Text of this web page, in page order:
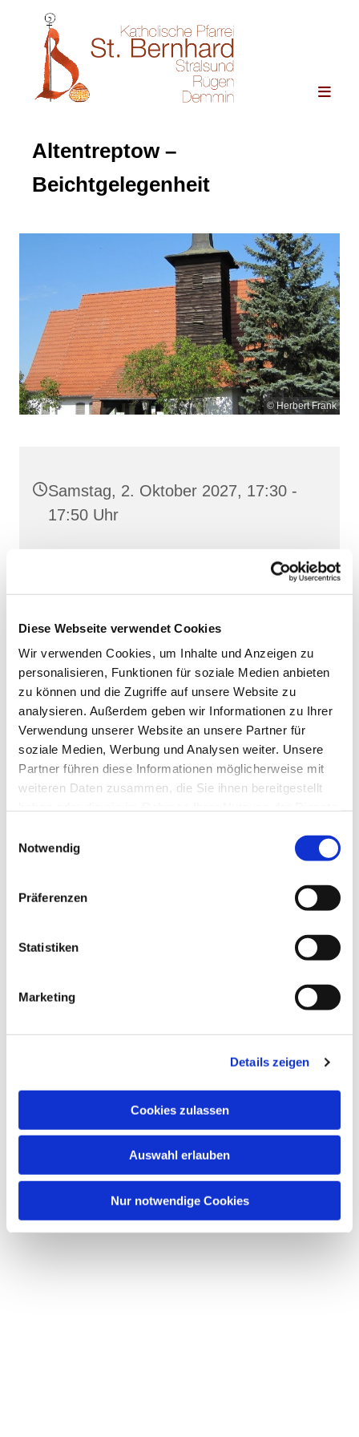
Diese Webseite verwendet Cookies
Wir verwenden Cookies, um Inhalte und Anzeigen zu
personalisieren, Funktionen für soziale Medien anbieten
zu können und die Zugriffe auf unsere Website zu
analysieren. Außerdem geben wir Informationen zu Ihrer
Verwendung unserer Website an unsere Partner für
soziale Medien, Werbung und Analysen weiter. Unsere
Partner führen diese Informationen möglicherweise mit
weiteren Daten zusammen, die Sie ihnen bereitgestellt
Notwendig
Präferenzen
Statistiken
Marketing
Details zeigen
Cookies zulassen
Auswahl erlauben
Nur notwendige Cookies
Altentreptow –
Beichtgelegenheit
© Herbert Frank
Samstag, 2. Oktober 2027, 17:30 -
17:50 Uhr
Klüschenberg, Katholischer Berg,
interessieren